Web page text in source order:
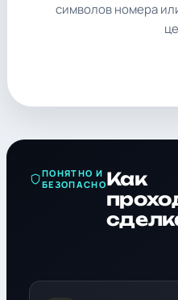
символов номера
ПОНЯТНО И
БЕЗОПАСНОКак